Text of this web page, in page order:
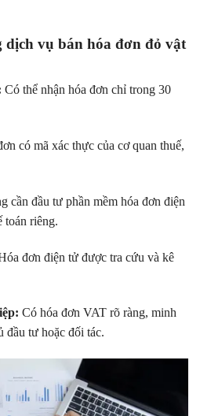
vụ bán hóa đơn đỏ vật
Có thể nhận hóa đơn chỉ trong 30
có mã xác thực của cơ quan thuế,
cần đầu tư phần mềm hóa đơn điện
toán riêng.
đơn điện tử được tra cứu và kê
Có hóa đơn VAT rõ ràng, minh
đầu tư hoặc đối tác.